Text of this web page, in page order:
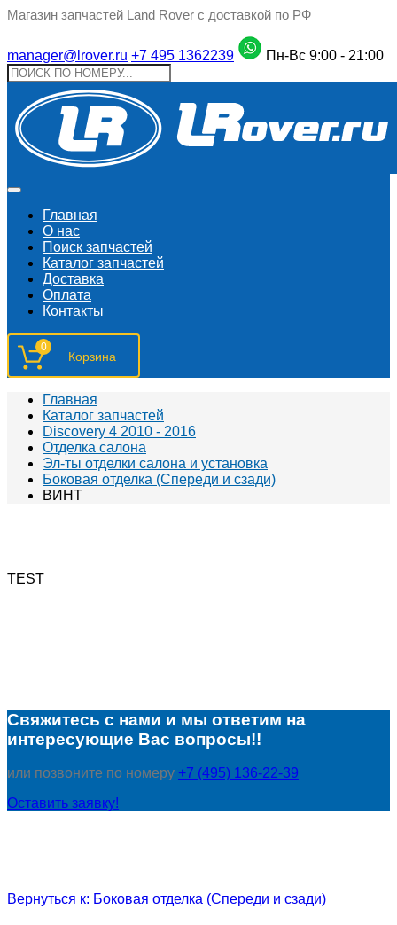
Магазин запчастей Land Rover с доставкой по РФ
manager@lrover.ru +7 495 1362239 Пн-Вс 9:00 - 21:00
Главная
О нас
Поиск запчастeй
Каталог запчастей
Доставка
Оплата
Контакты
0
Главная
Каталог запчастей
Discovery 4 2010 - 2016
Отделка салона
Эл-ты отделки салона и установка
Боковая отделка (Спереди и сзади)
ВИНТ
TEST
Свяжитесь с нами и мы ответим на
интересующие Вас вопросы!!
или позвоните по номеру +7 (495) 136-22-39
Оставить заявку!
Вернуться к: Боковая отделка (Спереди и сзади)